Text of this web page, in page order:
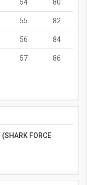
54 80
55 82
56 84
57 86
FORCE